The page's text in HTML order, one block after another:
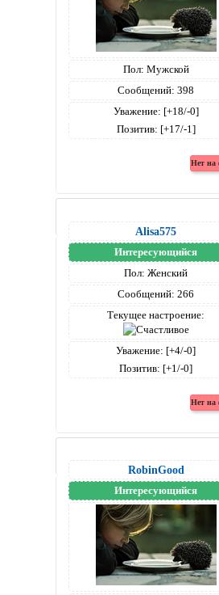
Пол: Мужской
Сообщений: 398
Уважение: [+18/-0]
Позитив: [+17/-1]
Alisa575
Интересующийся
Пол: Женский
Сообщений: 266
Текущее настроение:
Уважение: [+4/-0]
Позитив: [+1/-0]
RobinGood
Интересующийся